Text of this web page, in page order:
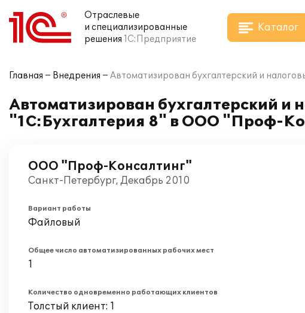
Отраслевые
и специализированные
решения 1С:Предприятие
Каталог
Главная Внедрения Автоматизирован бухгалтерский и
Автоматизирован бухгалтерский
"1С:Бухгалтерия 8" в ООО "Проф-
ООО "Проф-Консалтинг"
Санкт-Петербург, Декабрь 2010
Вариант работы
Файловый
Общее число автоматизированных рабочих мест
1
Количество одновременно работающих клиентов
Толстый клиент: 1